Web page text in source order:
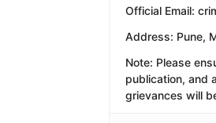
​Official Email:
​Address: Pune,
​Note: Please
publication, and
grievances will